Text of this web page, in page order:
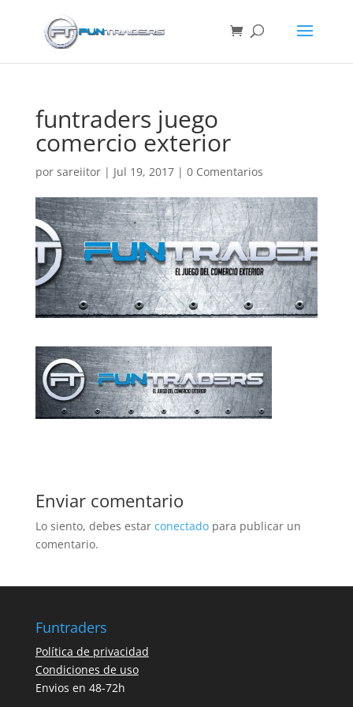
funtraders juego
comercio exterior
por sareiitor| Jul 19, 2017| 0 Comentarios
Enviar comentario
Lo siento, debes estar conectadopara publicar un
comentario.
Funtraders
Política de privacidad
Condiciones de uso
Envios en 48-72h